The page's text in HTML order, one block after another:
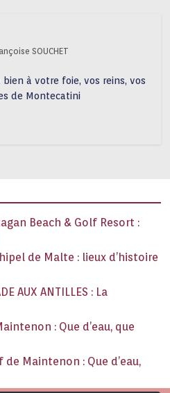
SOUCHET
à votre foie, vos reins, vos
de Montecatini
Beach & Golf Resort :
de Malte : lieux d’histoire
AUX ANTILLES : La
: Que d’eau, que
de Maintenon : Que d’eau,